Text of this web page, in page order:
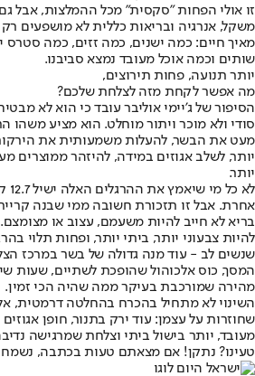
זו אולי הפחות "סקסית" מכל ההמלצות, אבל
משקל, אנרגיה ובריאות כללית לא מושפעים
מאיך חיים: כמה ישנים, כמה זזים, כמה סטרס
שותים וכמה אוכל מעובד נמצא סביבנו.
יותר תנועה, פחות תירוצים,
מה אפשר לקחת מזה לצלחת שלכם?
הסיפור של ג'יימי אוליבר עובד כי הוא לא
סודי ולא מוכר ויתור מוחלט. הוא מציע משהו
מעט את הבשר, להעלות משמעותית את
יותר, לשלב אגוזים במידה, להיזהר ממוצרים
יותר.
אחרת. אבל זו תזכורת חשובה ממי שבנה
בריא לא חייב להיות משעמם, עצוב או
להיות צבעוני יותר, ביתי יותר, ופחות תלוי
שנשים לב - עוד מנה גדולה של בשר במרכז
המסך, כוס אלכוהול שהופכת לשתיים, שעות
מהירה שמורכבת בעיקר ממה שהיה הכי זמין.
השינוי לא מתחיל בהכרח בהחלטה דרמטית,
שחוזרות על עצמן: עוד ירק בתנור, חופן
מעובד, יותר בישול ביתי וצלחת שמרגישה
טעינו? נתקן! אם מצאתם טעות בכתבה,